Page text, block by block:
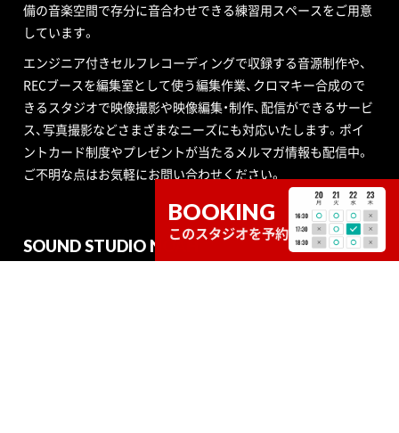
BOOKING
このスタジオを予約
備の音楽空間で存分に音合わせできる練習用スペースをご用意
しています。
エンジニア付きセルフレコーディングで収録する音源制作や、
RECブースを編集室として使う編集作業、クロマキー合成ので
きるスタジオで映像撮影や映像編集・制作、配信ができるサービ
ス、写真撮影などさまざまなニーズにも対応いたします。ポイ
ントカード制度やプレゼントが当たるメルマガ情報も配信中。
ご不明な点はお気軽にお問い合わせください。
SOUND STUDIO NOAH